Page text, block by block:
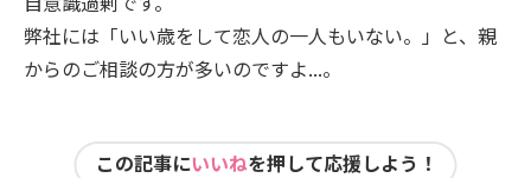
弊社には「いい歳をして恋人の一人もいない。」と、親
からのご相談の方が多いのですよ...。
この記事にいいねを押して応援しよう！